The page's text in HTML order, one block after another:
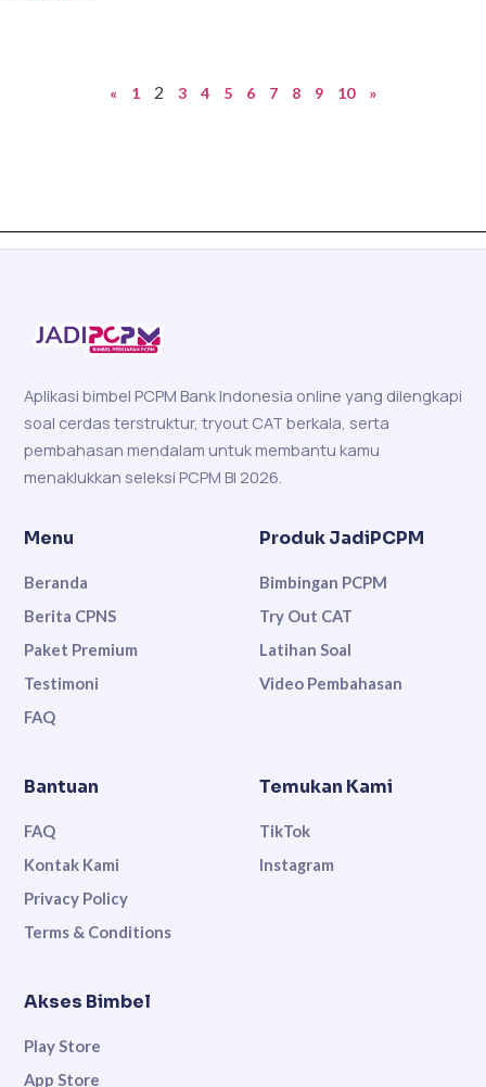
« 1 2 3 4 5 6 7 8 9 10 »
Aplikasi bimbel PCPM Bank Indonesia online yang dilengkapi
soal cerdas terstruktur, tryout CAT berkala, serta
pembahasan mendalam untuk membantu kamu
menaklukkan seleksi PCPM BI 2026.
Menu
Beranda
Berita CPNS
Paket Premium
Testimoni
FAQ
Produk JadiPCPM
Bimbingan PCPM
Try Out CAT
Latihan Soal
Video Pembahasan
Bantuan
FAQ
Kontak Kami
Privacy Policy
Terms & Conditions
Temukan Kami
TikTok
Instagram
Akses Bimbel
Play Store
App Store